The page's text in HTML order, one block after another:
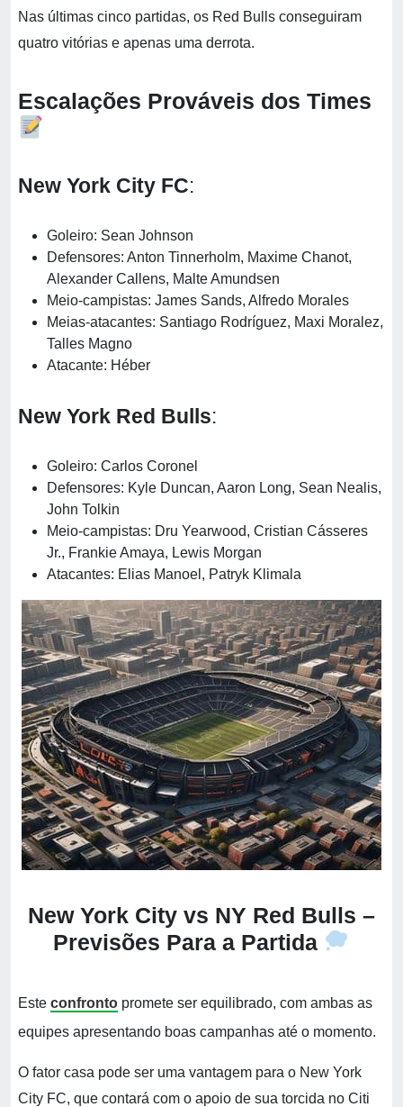
Nas últimas cinco partidas, os Red Bulls conseguiram
quatro vitórias e apenas uma derrota.
Escalações Prováveis dos Times
New York City FC:
Goleiro: Sean Johnson
Defensores: Anton Tinnerholm, Maxime Chanot,
Alexander Callens, Malte Amundsen
Meio-campistas: James Sands, Alfredo Morales
Meias-atacantes: Santiago Rodríguez, Maxi Moralez,
Talles Magno
Atacante: Héber
New York Red Bulls:
Goleiro: Carlos Coronel
Defensores: Kyle Duncan, Aaron Long, Sean Nealis,
John Tolkin
Meio-campistas: Dru Yearwood, Cristian Cásseres
Jr., Frankie Amaya, Lewis Morgan
Atacantes: Elias Manoel, Patryk Klimala
New York City vs NY Red Bulls –
Previsões Para a Partida
Este confronto promete ser equilibrado, com ambas as
equipes apresentando boas campanhas até o momento.
O fator casa pode ser uma vantagem para o New York
City FC, que contará com o apoio de sua torcida no Citi